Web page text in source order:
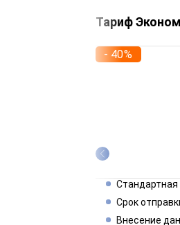
Тариф Эконом
- 40%
Срок
Внесение